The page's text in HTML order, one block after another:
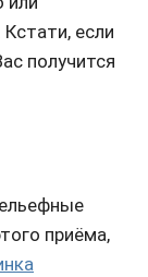
если
получится
приёма,